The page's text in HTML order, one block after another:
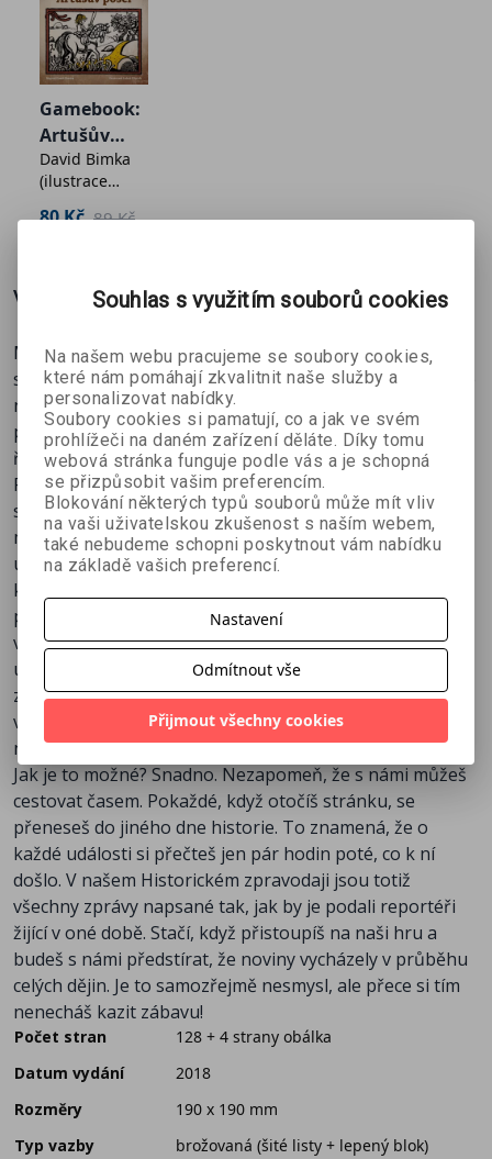
všechny odehrály už před dlouhou či delší řádkou let,
náš Historický zpravodaj ti je přináší pěkně za čerstva.
Jak je to možné? Snadno. Nezapomeň, že s námi
můžeš cestovat časem. Pokaždé, když otočíš stránku,
se přeneseš do jiného dne historie. To znamená, že o
každé události si přečteš jen pár hodin poté, co k ní
došlo. V našem Historickém zpravodaji jsou totiž
všechny zprávy napsané tak, jak by je podali reportéři
průběhu celých dějin. Je to samozřejmě nesmysl, ale
přece si tím nenecháš kazit zábavu!
Gamebook:
Artušův
posel
David Bimka
(ilustrace
80 Kč 89 Kč
Více o knize
Milá čtenářko, milý čtenáři, znáš rčení, že není nic
staršího než včerejší noviny? Jinými slovy říká, že nikoho
nezajímá, co se stalo včera, že lidé hledí jen na
přítomnost a do budoucnosti. Jenže ty právě čteš tyto
řádky a to znamená jediné – tebe zajímá i minulost!
Pochopitelně ne minulost stará jeden den, ale desítky,
stovky a tisíce let! A právě o událostech z této dávné
minulosti se dočteš v našem Historickém zpravodaji. O
událostech, které se kdysi dávno odehrály v české
kotlině i v různých koutech světa. O událostech z
politiky, kultury i sportu, o panovnících,
vynálezcích,objevitelích, vojevůdcích i podnikatelích, o
událostech veselých i tragických, známých i
zapomenutých, všedních i nevšedních... A i když se
všechny odehrály už před dlouhou či delší řádkou let,
náš Historický zpravodaj ti je přináší pěkně za čerstva.
Jak je to možné? Snadno. Nezapomeň, že s námi můžeš
cestovat časem. Pokaždé, když otočíš stránku, se
přeneseš do jiného dne historie. To znamená, že o
každé události si přečteš jen pár hodin poté, co k ní
došlo. V našem Historickém zpravodaji jsou totiž
všechny zprávy napsané tak, jak by je podali reportéři
žijící v oné době. Stačí, když přistoupíš na naši hru a
budeš s námi předstírat, že noviny vycházely v průběhu
celých dějin. Je to samozřejmě nesmysl, ale přece si tím
nenecháš kazit zábavu!
Počet stran
128 + 4 strany obálka
Datum vydání
2018
Rozměry
190 x 190 mm
Typ vazby
brožovaná (šité listy + lepený blok)
Souhlas s využitím souborů cookies
Na našem webu pracujeme se soubory cookies,
které nám pomáhají zkvalitnit naše služby a
personalizovat nabídky.
Soubory cookies si pamatují, co a jak ve svém
prohlížeči na daném zařízení děláte. Díky tomu
webová stránka funguje podle vás a je schopná
se přizpůsobit vašim preferencím.
Blokování některých typů souborů může mít vliv
na vaši uživatelskou zkušenost s naším webem,
také nebudeme schopni poskytnout vám nabídku
na základě vašich preferencí.
Nastavení
Odmítnout vše
Přijmout všechny cookies